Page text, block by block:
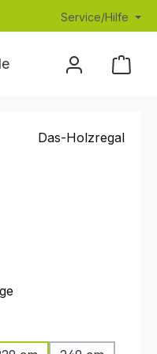
Service/Hilfe
Die
Das-Holzregal